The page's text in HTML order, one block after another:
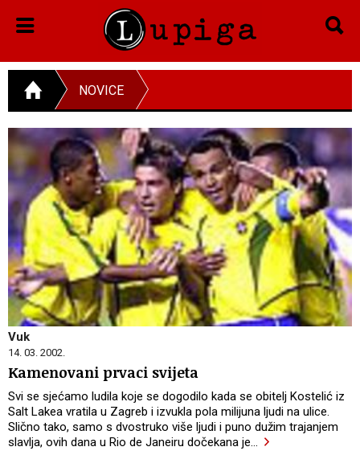
NOVICE
Vuk
14. 03. 2002.
Kamenovani prvaci svijeta
Svi se sjećamo ludila koje se dogodilo kada se obitelj Kostelić iz
Salt Lakea vratila u Zagreb i izvukla pola milijuna ljudi na ulice.
Slično tako, samo s dvostruko više ljudi i puno dužim trajanjem
slavlja, ovih dana u Rio de Janeiru dočekana je…